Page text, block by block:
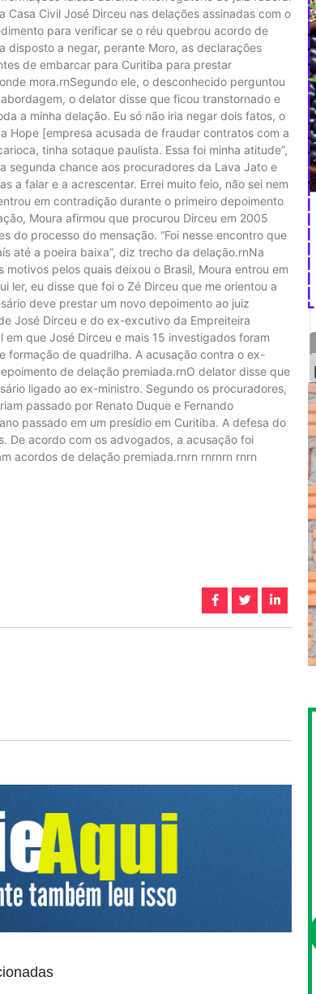
Civil José Dirceu nas delações assinadas com o
para verificar se o réu quebrou acordo de
disposto a negar, perante Moro, as declarações
de embarcar para Curitiba para prestar
mora.rnSegundo ele, o desconhecido perguntou
o delator disse que ficou transtornado e
a minha delação. Eu só não iria negar dois fatos, o
Hope [empresa acusada de fraudar contratos com a
tinha sotaque paulista. Essa foi minha atitude”,
segunda chance aos procuradores da Lava Jato e
a falar e a acrescentar. Errei muito feio, não sei nem
em contradição durante o primeiro depoimento
Moura afirmou que procurou Dirceu em 2005
do processo do mensação. “Foi nesse encontro que
até a poeira baixa”, diz trecho da delação.rnNa
pelos quais deixou o Brasil, Moura entrou em
ler, eu disse que foi o Zé Dirceu que me orientou a
deve prestar um novo depoimento ao juiz
José Dirceu e do ex-excutivo da Empreiteira
que José Dirceu e mais 15 investigados foram
formação de quadrilha. A acusação contra o ex-
de delação premiada.rnO delator disse que
ligado ao ex-ministro. Segundo os procuradores,
passado por Renato Duque e Fernando
passado em um presídio em Curitiba. A defesa do
De acordo com os advogados, a acusação foi
acordos de delação premiada.rnrn rnrnrn rnrn